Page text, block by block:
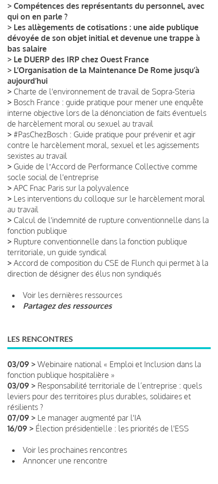
> Compétences des représentants du personnel, avec
qui on en parle ?
> Les allègements de cotisations : une aide publique
dévoyée de son objet initial et devenue une trappe à
bas salaire
> Le DUERP des IRP chez Ouest France
> L’Organisation de la Maintenance De Rome jusqu’à
aujourd’hui
> Charte de l'environnement de travail de Sopra-Steria
> Bosch France : guide pratique pour mener une enquête
interne objective lors de la dénonciation de faits éventuels
de harcèlement moral ou sexuel au travail
> #PasChezBosch : Guide pratique pour prévenir et agir
contre le harcèlement moral, sexuel et les agissements
sexistes au travail
> Guide de lʼAccord de Performance Collective comme
socle social de l'entreprise
> APC Fnac Paris sur la polyvalence
> Les interventions du colloque sur le harcèlement moral
au travail
> Calcul de l'indemnité de rupture conventionnelle dans la
fonction publique
> Rupture conventionnelle dans la fonction publique
territoriale, un guide syndical
> Accord de composition du CSE de Flunch qui permet à la
direction de désigner des élus non syndiqués
Voir les dernières ressources
Partagez des ressources
LES RENCONTRES
03/09 > Webinaire national « Emploi et Inclusion dans la
fonction publique hospitalière »
03/09 > Responsabilité territoriale de l’entreprise : quels
leviers pour des territoires plus durables, solidaires et
résilients ?
07/09 > Le manager augmenté par l'IA
16/09 > Élection présidentielle : les priorités de l'ESS
Voir les prochaines rencontres
Annoncer une rencontre